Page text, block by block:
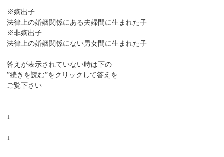
※嫡出子
法律上の婚姻関係にある夫婦間に生まれた子
※非嫡出子
法律上の婚姻関係にない男女間に生まれた子
答えが表示されていない時は下の
”続きを読む”をクリックして答えを
ご覧下さい
↓
↓